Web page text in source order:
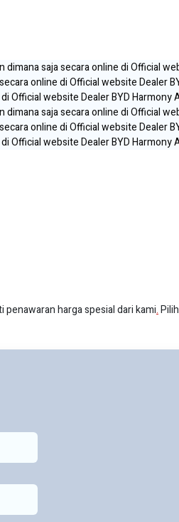
saja secara online di Official
online di Official website Dealer
Official website Dealer BYD Harmony
saja secara online di Official
online di Official website Dealer
Official website Dealer BYD Harmony
harga spesial dari kami.